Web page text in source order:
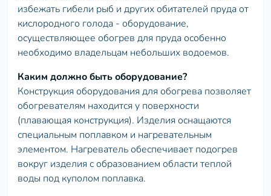
избежать гибели рыб и других обитателей пруда от
кислородного голода - оборудование,
осуществляющее обогрев для пруда особенно
необходимо владельцам небольших водоемов.
Каким должно быть оборудование?
Конструкция оборудования для обогрева позволяет
обогревателям находится у поверхности
(плавающая конструкция). Изделия оснащаются
специальным поплавком и нагревательным
элементом. Нагреватель обеспечивает подогрев
вокруг изделия с образованием области теплой
воды под куполом поплавка.